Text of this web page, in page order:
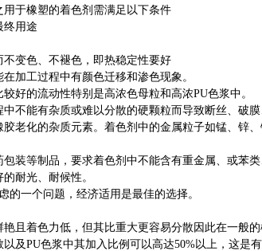
于橡塑的着色剂需满足以下条件
终用途
不变色、不褪色，即热稳定性要好
加工过程中有颜色迁移和渗色现象。
好的流动性特别是高浓色母粒和高浓PU色浆中。
中不能有杂质或难以分散的硬颗粒而导致断丝、破膜
胶老化的杂质元素。着色剂中的金属粒子如锰、锌
包装等制品，要求着色剂中不能含有重金属、或苯
耐光、耐候性。
的一个问题，经济适用是最佳的选择。
且着色力低，但其比重大更容易分散因此在一般
及PU色浆中其加入比例可以高达50%以上，这是